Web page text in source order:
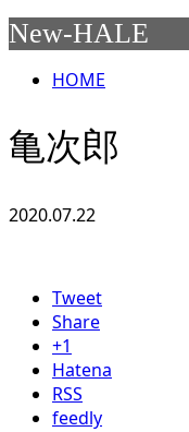
New-HALE
HOME
亀次郎
2020.07.22
Tweet
Share
+1
Hatena
RSS
feedly